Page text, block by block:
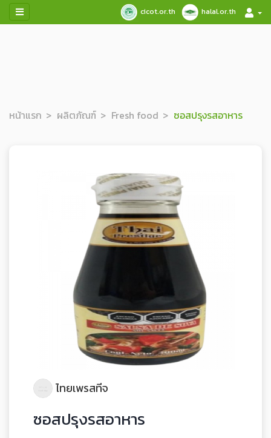
cicot.or.th halal.or.th
หน้าแรก ผลิตภัณฑ์ Fresh food ซอสปรุงรสอาหาร
ไทยเพรสทีจ
ซอสปรุงรสอาหาร